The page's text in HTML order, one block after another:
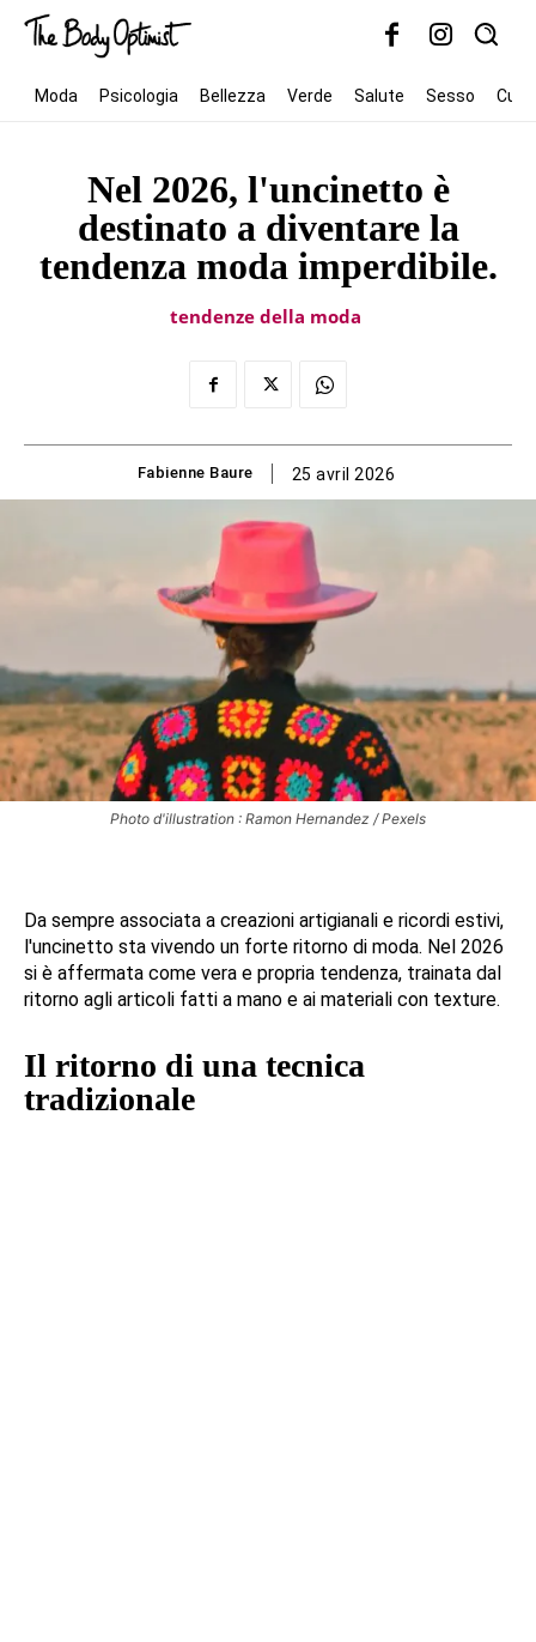
Moda Psicologia Bellezza Verde Salute Sesso
Nel 2026, l'uncinetto è
destinato a diventare la
tendenza moda imperdibile.
tendenze della moda
Fabienne Baure 25 avril 2026
Photo d'illustration : Ramon Hernandez / Pexels
Da sempre associata a creazioni artigianali e ricordi estivi,
l'uncinetto sta vivendo un forte ritorno di moda. Nel 2026
si è affermata come vera e propria tendenza, trainata dal
ritorno agli articoli fatti a mano e ai materiali con texture.
Il ritorno di una tecnica
tradizionale